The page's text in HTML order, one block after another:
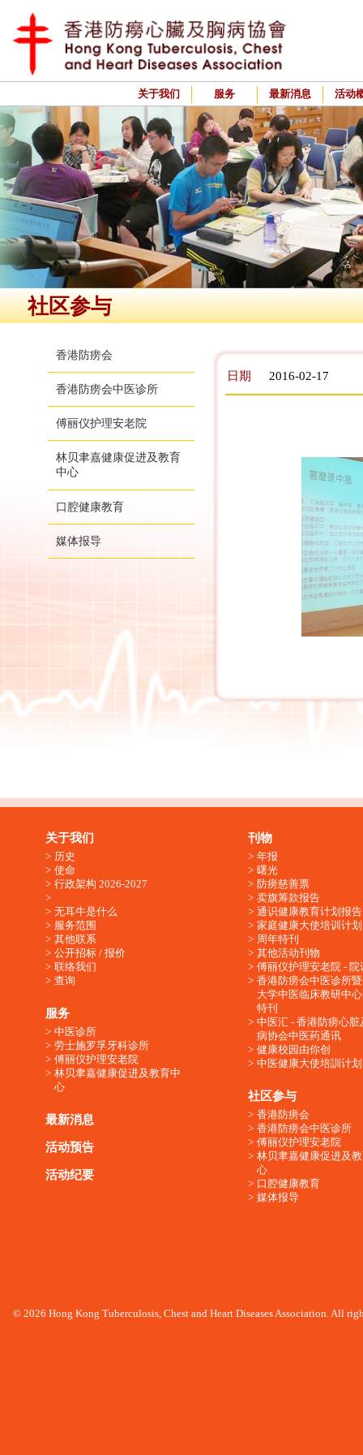
关于我们 服务 最新消息 活动
社区参与
香港防痨会
香港防痨会中医诊所
傅丽仪护理安老院
林贝聿嘉健康促进及教育
中心
口腔健康教育
媒体报导
日期 2016-02-17
关于我们
历史
使命
行政架构 2026-2027
无耳牛是什么
服务范围
其他联系
公开招标 / 报价
联络我们
查询
服务
中医诊所
劳士施罗孚牙科诊所
傅丽仪护理安老院
林贝聿嘉健康促进及教育中
心
最新消息
活动预告
活动纪要
刊物
年报
曙光
防痨慈善票
卖旗筹款报告
通识健康教育计划报告
家庭健康大使培训计划
周年特刊
其他活动刊物
傅丽仪护理安老院 - 院
香港防痨会中医诊所
大学中医临床教研中
特刊
中医汇 - 香港防痨心脏
病协会中医药通讯
健康校园由你创
中医健康大使培訓计划
社区参与
香港防痨会
香港防痨会中医诊所
傅丽仪护理安老院
林贝聿嘉健康促进及
心
口腔健康教育
媒体报导
© 2026 Hong Kong Tuberculosis, Chest and Heart Diseases Association. All